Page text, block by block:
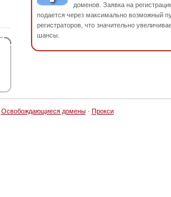
доменов. Заявка на
подается через максимально возможный
регистраторов, что значительно
шансы.
Освобождающиеся домены· Прокси